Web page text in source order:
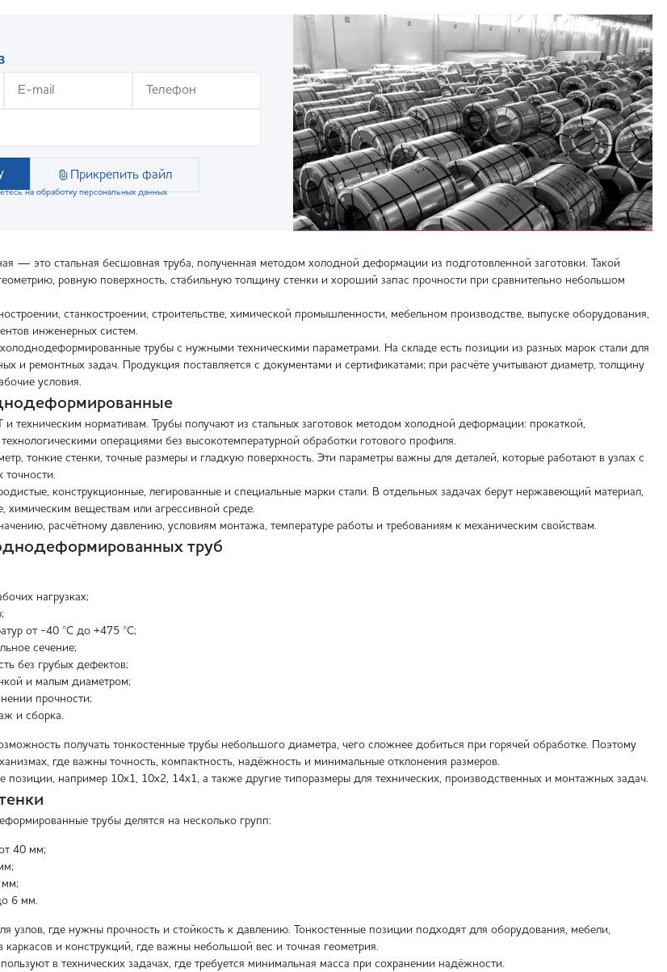
Прикрепить файл
на обработку персональных данных
— это стальная бесшовная труба, полученная методом холодной деформации из подготовленной заготовки. Такой
ровную поверхность, стабильную толщину стенки и хороший запас прочности при сравнительно небольшом
станкостроении, строительстве, химической промышленности, мебельном производстве, выпуске оборудования,
инженерных систем.
трубы с нужными техническими параметрами. На складе есть позиции из разных марок стали для
и ремонтных задач. Продукция поставляется с документами и сертификатами; при расчёте учитывают диаметр, толщину
условия.
и техническим нормативам. Трубы получают из стальных заготовок методом холодной деформации: прокаткой,
операциями без высокотемпературной обработки готового профиля.
тонкие стенки, точные размеры и гладкую поверхность. Эти параметры важны для деталей, которые работают в узлах с
конструкционные, легированные и специальные марки стали. В отдельных задачах берут нержавеющий материал,
химическим веществам или агрессивной среде.
расчётному давлению, условиям монтажа, температуре работы и требованиям к механическим свойствам.
труб
нагрузках;
от -40 °C до +475 °C;
сечение;
без грубых дефектов;
и малым диаметром;
прочности;
и сборка.
получать тонкостенные трубы небольшого диаметра, чего сложнее добиться при горячей обработке. Поэтому
где важны точность, компактность, надёжность и минимальные отклонения размеров.
позиции, например 10х1, 10х2, 14х1, а также другие типоразмеры для технических, производственных и монтажных задач.
трубы делятся на несколько групп:
40 мм;
6 мм.
узлов, где нужны прочность и стойкость к давлению. Тонкостенные позиции подходят для оборудования, мебели,
каркасов и конструкций, где важны небольшой вес и точная геометрия.
в технических задачах, где требуется минимальная масса при сохранении надёжности.